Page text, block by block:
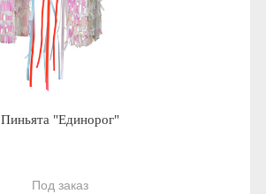
Пиньята "Единорог"
Под заказ